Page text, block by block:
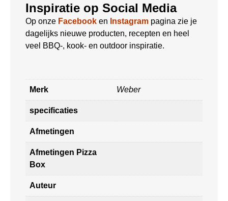
Inspiratie op Social Media
Op onze Facebook en Instagram pagina zie je
dagelijks nieuwe producten, recepten en heel
veel BBQ-, kook- en outdoor inspiratie.
Merk Weber
specificaties
Afmetingen
Afmetingen Pizza
Box
Auteur